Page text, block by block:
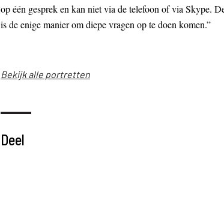
op één gesprek en kan niet via de telefoon of via Skype.
is de enige manier om diepe vragen op te doen komen.”
Bekijk alle portretten
Deel